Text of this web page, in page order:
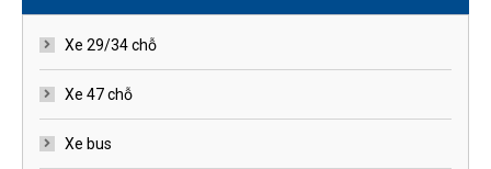
Xe 29/34 chỗ
Xe 47 chỗ
Xe bus